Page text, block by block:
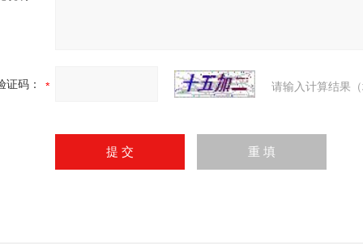
证码： 请输入计算结果